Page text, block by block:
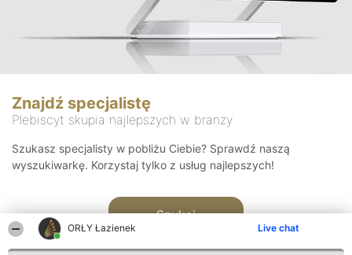
ORŁY Łazienek Live chat
Znajdź specjalistę
Plebiscyt skupia najlepszych w branży
Szukasz specjalisty w pobliżu Ciebie? Sprawdź naszą
wyszukiwarkę. Korzystaj tylko z usług najlepszych!
Szukaj